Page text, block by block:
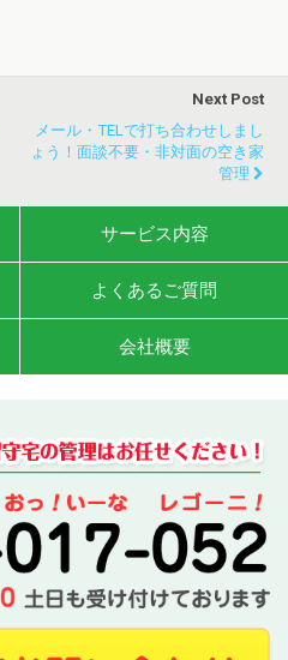
Next Post
メール・TELで打ち合わせしまし
ょう！面談不要・非対面の空き家
管理
サービス内容
よくあるご質問
会社概要